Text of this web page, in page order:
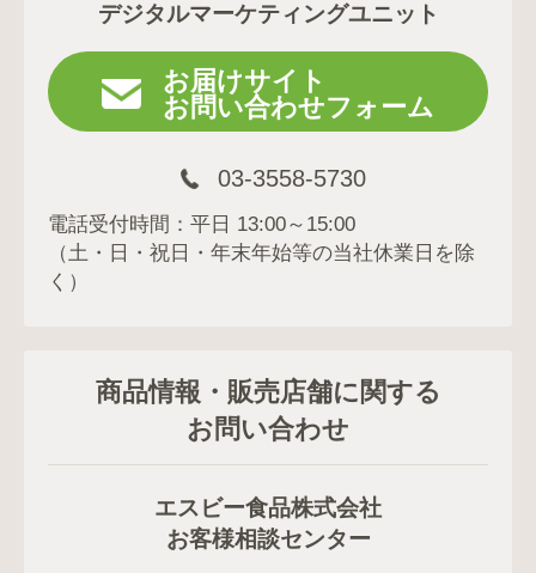
デジタルマーケティングユニット
お届けサイト
お問い合わせフォーム
03-3558-5730
電話受付時間：平日 13:00～15:00
（土・日・祝日・年末年始等の当社休業日を除
く）
商品情報・販売店舗に関する
お問い合わせ
エスビー食品株式会社
お客様相談センター